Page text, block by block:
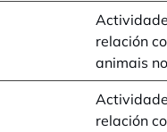
relación
animais
relación